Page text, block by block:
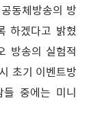
동체방송의 방
하겠다고 밝혔
방송의 실험적
초기 이벤트방
들 중에는 미니